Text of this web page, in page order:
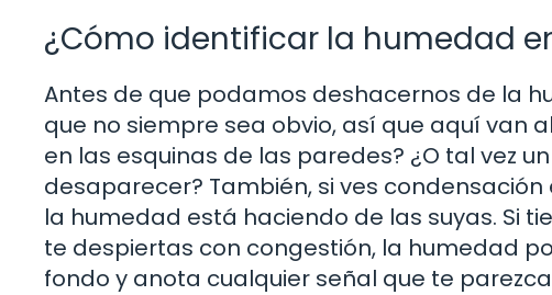
¿Cómo identificar la humedad
Antes de que podamos deshacernos de la
que no siempre sea obvio, así que aquí van
en las esquinas de las paredes? ¿O tal vez
desaparecer? También, si ves
la humedad está haciendo de las suyas. Si
te despiertas con congestión, la humedad
fondo y anota cualquier señal que te